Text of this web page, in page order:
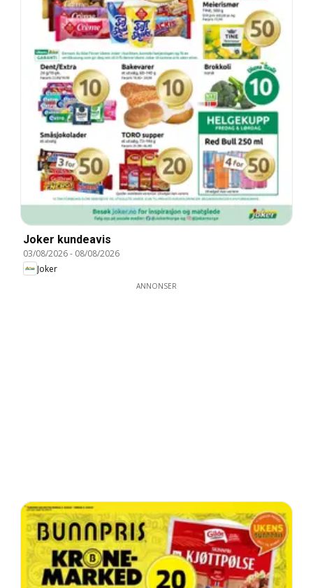
Joker kundeavis
03/08/2026- 08/08/2026
Joker
ANNONSER